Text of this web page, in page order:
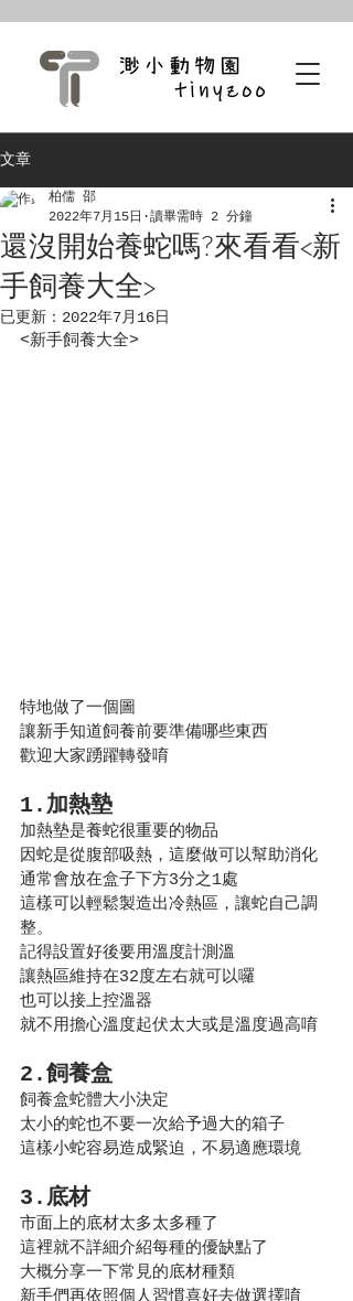
文章
還沒開始養蛇嗎?來看看<新
手飼養大全>
柏儒 邵
2022年7月15日
讀畢需時 2 分鐘
已更新： 2022年7月16日
<新手飼養大全>
特地做了一個圖
讓新手知道飼養前要準備哪些東西
歡迎大家踴躍轉發唷
1.加熱墊
加熱墊是養蛇很重要的物品
因蛇是從腹部吸熱，這麼做可以幫助消化
通常會放在盒子下方3分之1處
這樣可以輕鬆製造出冷熱區，讓蛇自己調
整。
記得設置好後要用溫度計測溫
讓熱區維持在32度左右就可以囉
也可以接上控溫器
就不用擔心溫度起伏太大或是溫度過高唷
2.飼養盒
飼養盒蛇體大小決定
太小的蛇也不要一次給予過大的箱子
這樣小蛇容易造成緊迫，不易適應環境
3.底材
市面上的底材太多太多種了
這裡就不詳細介紹每種的優缺點了
大概分享一下常見的底材種類
新手們再依照個人習慣喜好去做選擇唷